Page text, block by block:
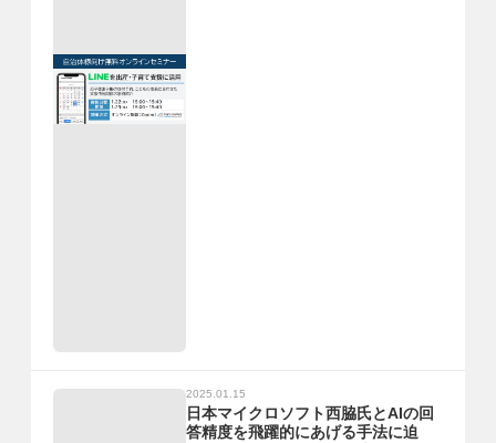
2025.01.15
日本マイクロソフト西脇氏とAIの回
答精度を飛躍的にあげる手法に迫